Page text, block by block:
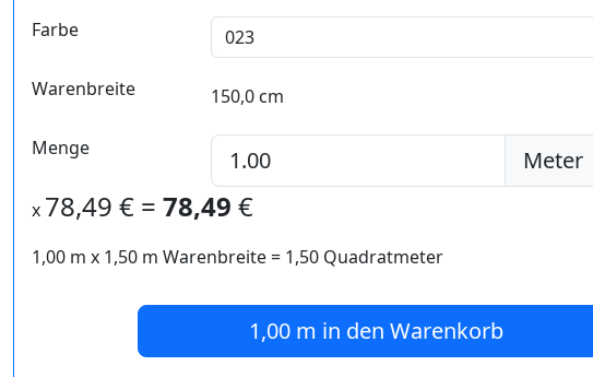
Farbe
Warenbreite 150,0 cm
Menge Meter
x 78,49 € = 78,49 €
1,00 m x 1,50 m Warenbreite = 1,50 Quadratmeter
1,00 m in den Warenkorb